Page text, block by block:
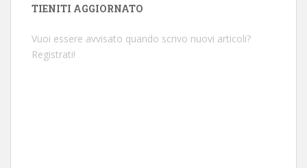
TIENITI AGGIORNATO
Vuoi essere avvisato quando scrivo nuovi articoli?
Registrati!